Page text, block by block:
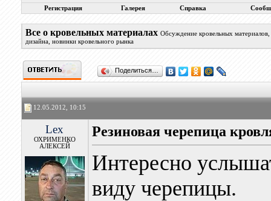
Регистрация Галерея Справка
Все о кровельных материалах Обсуждение кровельных
дизайна, новинки кровельного рынка
Поделиться…
12.05.2012, 10:15
Lex
ОХРИМЕНКО
АЛЕКСЕЙ
Резиновая черепица
Интересно
виду черепицы.